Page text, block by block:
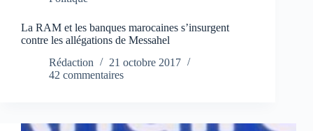
La RAM et les banques marocaines s’insurgent
contre les allégations de Messahel
Rédaction
21 octobre 2017
42 commentaires